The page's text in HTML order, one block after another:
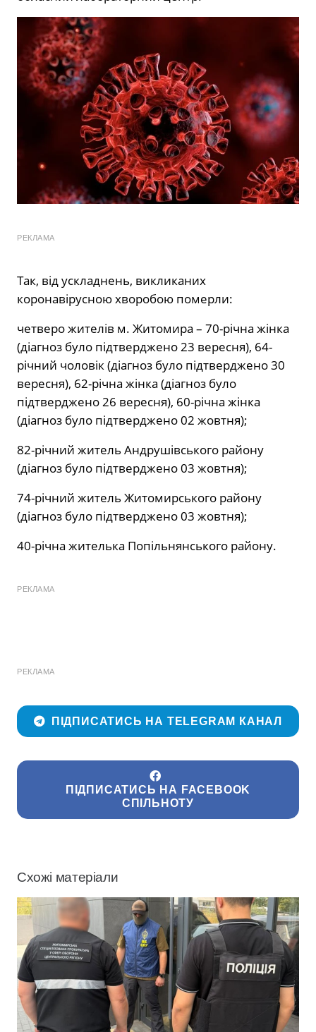
РЕКЛАМА
Так, від ускладнень, викликаних
коронавірусною хворобою померли:
четверо жителів м. Житомира – 70-річна жінка
(діагноз було підтверджено 23 вересня), 64-
річний чоловік (діагноз було підтверджено 30
вересня), 62-річна жінка (діагноз було
підтверджено 26 вересня), 60-річна жінка
(діагноз було підтверджено 02 жовтня);
82-річний житель Андрушівського району
(діагноз було підтверджено 03 жовтня);
74-річний житель Житомирського району
(діагноз було підтверджено 03 жовтня);
40-річна жителька Попільнянського району.
РЕКЛАМА
РЕКЛАМА
ПІДПИСАТИСЬ НА TELEGRAM КАНАЛ
ПІДПИСАТИСЬ НА FACEBOOK
СПІЛЬНОТУ
Схожі матеріали